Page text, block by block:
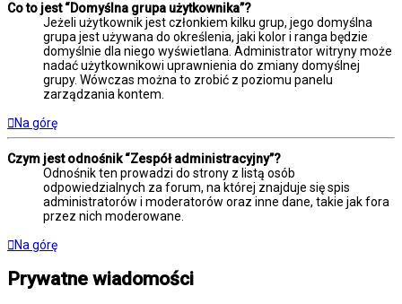
Co to jest “Domyślna grupa użytkownika”?
Jeżeli użytkownik jest członkiem kilku grup, jego domyślna
grupa jest używana do określenia, jaki kolor i ranga będzie
domyślnie dla niego wyświetlana. Administrator witryny może
nadać użytkownikowi uprawnienia do zmiany domyślnej
grupy. Wówczas można to zrobić z poziomu panelu
zarządzania kontem.
Na górę
Czym jest odnośnik “Zespół administracyjny”?
Odnośnik ten prowadzi do strony z listą osób
odpowiedzialnych za forum, na której znajduje się spis
administratorów i moderatorów oraz inne dane, takie jak fora
przez nich moderowane.
Na górę
Prywatne wiadomości